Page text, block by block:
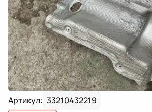
Артикул: 33210432219